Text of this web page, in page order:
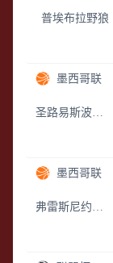
普埃布拉野狼
墨西哥联
墨西哥联